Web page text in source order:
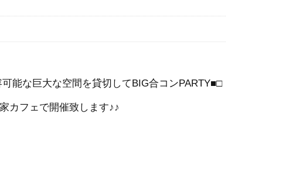
能な巨大な空間を貸切してBIG合コンPARTY■□
カフェで開催致します♪♪